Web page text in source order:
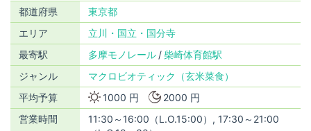
都道府県
東京都
エリア
立川・国立・国分寺
最寄駅
多摩モノレール
柴崎体育館駅
ジャンル
マクロビオティック（玄米菜食）
平均予算
1000 円
2000 円
営業時間
11:30～16:00（L.O.15:00）, 17:30～21:00